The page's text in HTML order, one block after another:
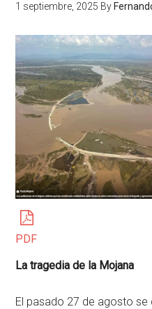
1 septiembre, 2025 By
PDF
La tragedia de la Mojana
El pasado 27 de agosto